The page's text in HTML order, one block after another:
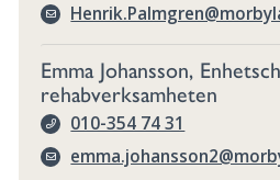
Emma Johansson,
rehabverksamheten
010-354 74 31